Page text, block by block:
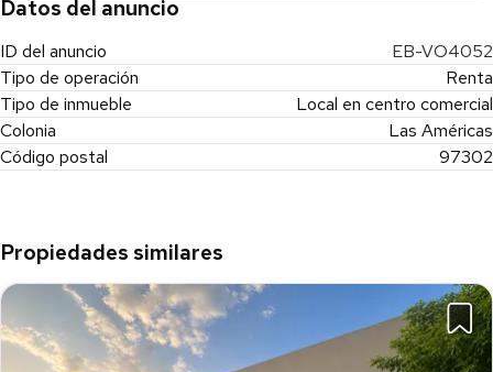
Datos del anuncio
ID del anuncio
EB-VO4052
Tipo de operación
Renta
Tipo de inmueble
Local en centro comercial
Colonia
Las Américas
Código postal
97302
Propiedades similares